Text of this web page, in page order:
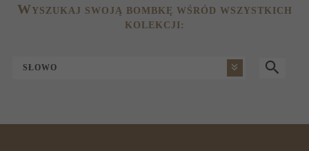
WYSZUKAJ SWOJĄ BOMBKĘ WŚRÓD WSZYSTKICH
KOLEKCJI:
SŁOWO